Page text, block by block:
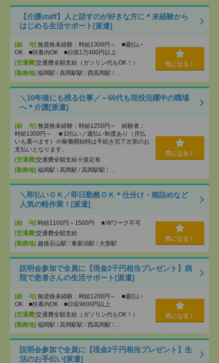
【介護staff】人と話すのが好きな方に＊未経験から
はじめる生活サポート[派遣]
[給 与] 無資格未経験：時給1300円～ ■週払い
OK ■扶養内OK ■日収1万400円以上
[交通費]交通費全額支給（ガソリン代もOK！）
[勤務地] 福岡駅 / 高岡駅駅 / 西高岡駅 / …
気になる！
＼10年後にも残る仕事／～60代も現役活躍中の職場
へ＊介護[派遣]
[給 与] 無資格未経験：時給1250円～ 経験者：
時給1300円～ ★日払い／週払い制度あり（月払
いも選べます）※稼働開始時は手続き完了次第のお
支払いとなります。
[交通費]交通費全額支給※規定有
[勤務地] 福岡駅 / 高岡駅 / 高岡駅駅 / …
気になる！
＼即払いＯＫ／即日勤務ＯＫ＊仕分け・箱詰めなど
人気の軽作業！[派遣]
[給 与] 時給1100円～1500円 ★Wワーク不可
[交通費]交通費全額支給
[勤務地] 越後石山駅 / 東新潟駅 / 大形駅
気になる！
説明会参加で全員に【現金2千円相当プレゼント】病
院で患者さんの生活サポート[派遣]
[給 与] 無資格未経験：時給1200円～ ■週払い
OK ■扶養内OK ■日収9600円以上
[交通費]交通費全額支給（ガソリン代もOK！）
[勤務地] 福岡駅 / 高岡駅駅 / 西高岡駅 / …
気になる！
説明会参加で全員に【現金2千円相当プレゼント】生
活のお手伝い[派遣]